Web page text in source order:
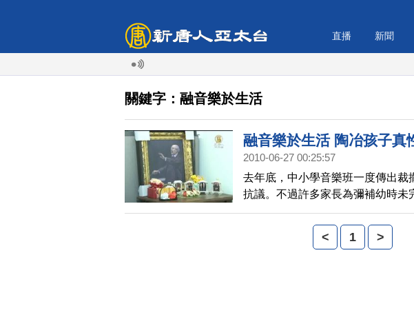
直播 新聞
關鍵字：融音樂於生活
融音樂於生活 陶冶孩子真
2010-06-27 00:25:57
去年底，中小學音樂班一度傳出裁
抗議。不過許多家長為彌補幼時未
琴，忽略學琴耗掉孩子大量心力
消磨了對音樂的喜愛，往往為時
活中的一部分，以免扼殺了孩子的
< 1 >